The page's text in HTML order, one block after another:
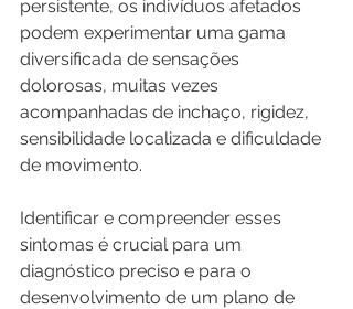
persistente, os indivíduos afetados
podem experimentar uma gama
diversificada de sensações
dolorosas, muitas vezes
acompanhadas de inchaço, rigidez,
sensibilidade localizada e dificuldade
de movimento.
Identificar e compreender esses
sintomas é crucial para um
diagnóstico preciso e para o
desenvolvimento de um plano de